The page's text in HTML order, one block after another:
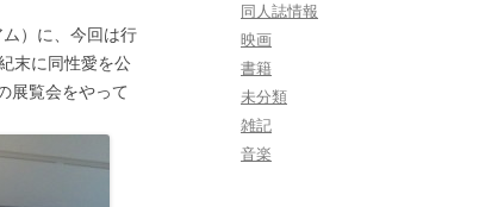
）に、今回は行
末に同性愛を公
展覧会をやって
同人誌情報
映画
書籍
未分類
雑記
音楽